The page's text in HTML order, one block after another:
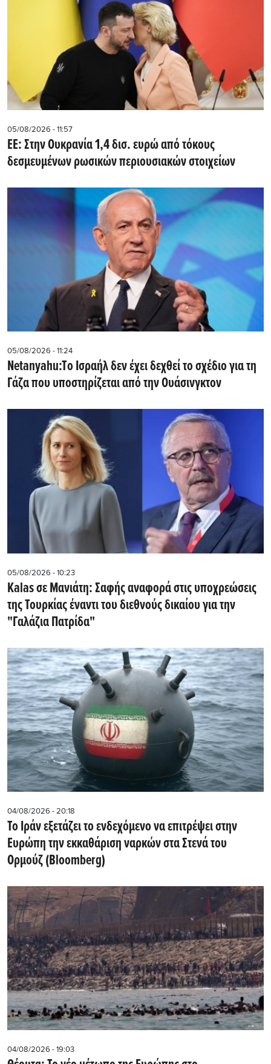
05/08/2026 - 11:57
ΕΕ: Στην Ουκρανία 1,4 δισ. ευρώ από τόκους
δεσμευμένων ρωσικών περιουσιακών στοιχείων
05/08/2026 - 11:24
Netanyahu:Tο Ισραήλ δεν έχει δεχθεί το σχέδιο για τη
Γάζα που υποστηρίζεται από την Ουάσινγκτον
05/08/2026 - 10:23
Kalas σε Μανιάτη: Σαφής αναφορά στις υποχρεώσεις
της Τουρκίας έναντι του διεθνούς δικαίου για την
"Γαλάζια Πατρίδα"
04/08/2026 - 20:18
Το Ιράν εξετάζει το ενδεχόμενο να επιτρέψει στην
Ευρώπη την εκκαθάριση ναρκών στα Στενά του
Ορμούζ (Bloomberg)
04/08/2026 - 19:03